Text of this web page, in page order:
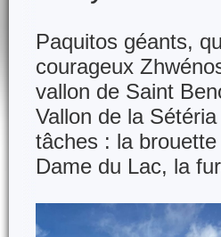
Paquitos géants,
courageux
vallon de Saint
Vallon de la
tâches : la
Dame du Lac, la